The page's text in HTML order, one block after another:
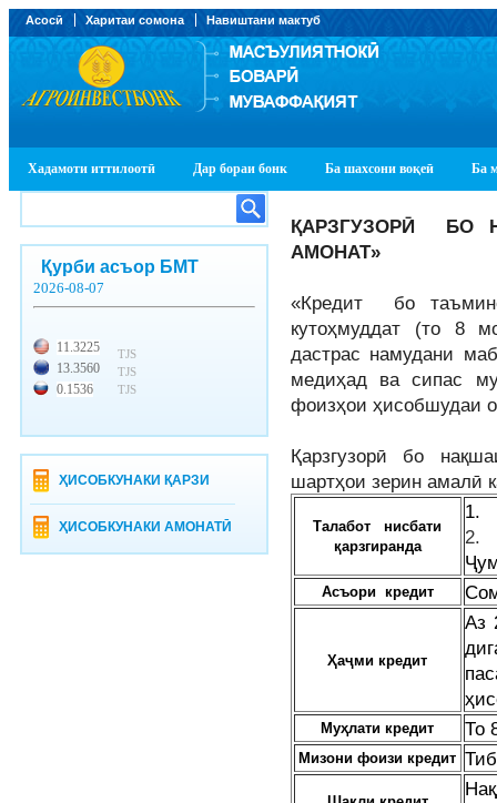
Асосӣ Харитаи сомона Навиштани мактуб
Хадамоти иттилоотӣ Дар бораи бонк Ба шахсони воқеӣ Ба
Қурби асъор БМТ
2026-08-07
11.3225
13.3560
0.1536
TJS
TJS
TJS
ҲИСОБКУНАКИ ҚАРЗИ
ҲИСОБКУНАКИ АМОНАТӢ
ҚАРЗГУЗОРӢ
БО
АМОНАТ»
«Кредит бо
кутоҳмуддат
(то 8
дастрас намудани
медиҳад ва сипас
фоизҳои ҳисобшудаи
Қарзгузорӣ бо
шартҳои зерин амалӣ
Талабот
нисбати
қарзгиранда
1.
Асъори кредит
Ҳаҷми кредит
Аз
Муҳлати кредит То
Мизони фоизи кредит